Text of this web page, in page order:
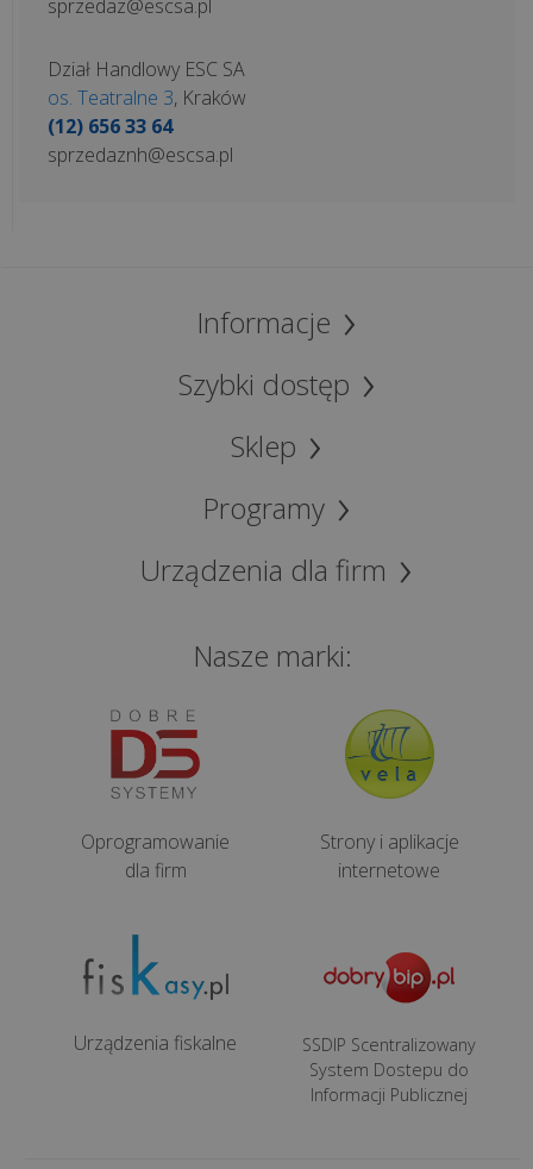
sprzedaz@escsa.pl
Dział Handlowy ESC SA
os. Teatralne 3, Kraków
(12) 656 33 64
sprzedaznh@escsa.pl
Informacje
Szybki dostęp
Sklep
Programy
Urządzenia dla firm
Nasze marki:
Oprogramowanie
dla firm
Strony i aplikacje
internetowe
Urządzenia fiskalne
SSDIP Scentralizowany
System Dostepu do
Informacji Publicznej